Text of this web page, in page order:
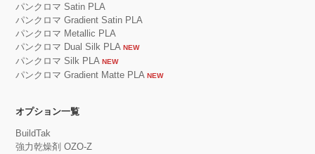
パンクロマ Satin PLA
パンクロマ Gradient Satin PLA
パンクロマ Metallic PLA
パンクロマ Dual Silk PLA NEW
パンクロマ Silk PLA NEW
パンクロマ Gradient Matte PLA NEW
オプション一覧
BuildTak
強力乾燥剤 OZO-Z